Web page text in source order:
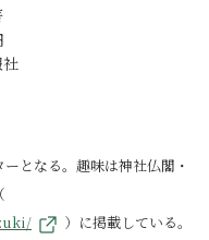
となる。趣味は神社仏閣・
）に掲載している。